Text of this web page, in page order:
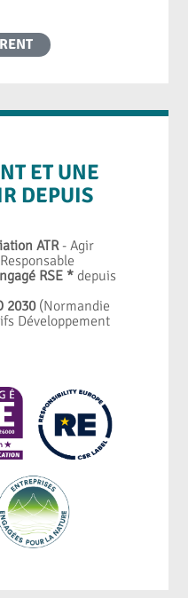
ET UNE
DEPUIS
ATR- Agir
RSE * depuis
2030(Normandie
Développement